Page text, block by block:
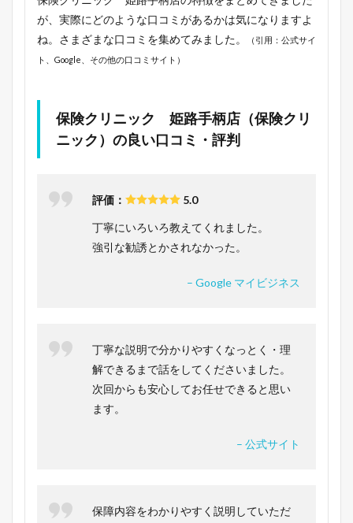
が、実際にどのような口コミがあるかは気になりますよ
ね。さまざまな口コミを集めてみました。
（引用：公式サイ
ト、Google、その他の口コミサイト）
保険クリニック 姫路手柄店（保険クリ
ニック）の良い口コミ・評判
評価： 5.0
丁寧にいろいろ教えてくれました。
強引な勧誘とかされなかった。
– Google マイビジネス
丁寧な説明で分かりやすくなっとく・理
解できるまで話をしてくださいました。
次回からも安心してお任せできると思い
ます。
– 公式サイト
保障内容をわかりやすく説明していただ